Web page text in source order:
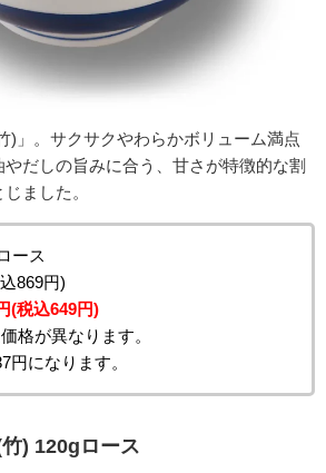
)」。サクサクやわらかボリューム満点
だしの旨みに合う、甘さが特徴的な割
ました。
ース
869円)
(税込649円)
格が異なります。
になります。
) 120gロース